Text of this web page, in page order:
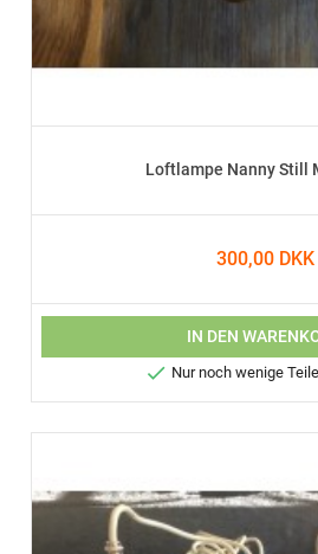
Loftlampe Nanny Still
300,00 DKK
IN DEN
 Nur noch wenige